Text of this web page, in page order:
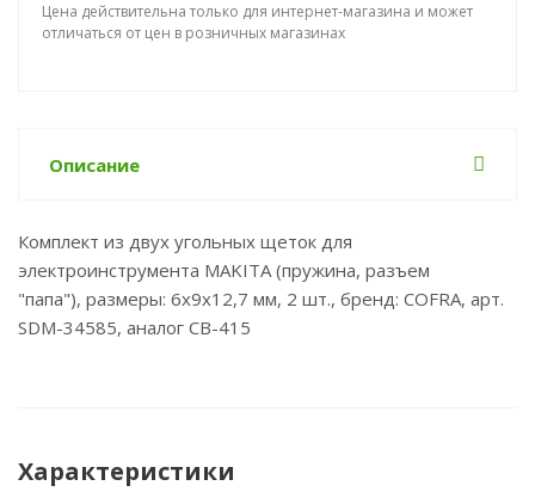
Цена действительна только для интернет-магазина и может
отличаться от цен в розничных магазинах
Описание
Комплект из двух угольных щеток для
электроинструмента MAKITA (пружина, разъем
"папа"), размеры: 6х9х12,7 мм, 2 шт., бренд: COFRA, арт.
SDM-34585, аналог СВ-415
Характеристики